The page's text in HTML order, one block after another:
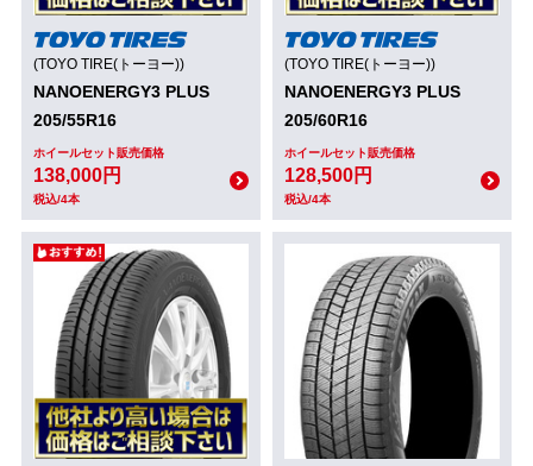
(TOYO TIRE(トーヨー))
NANOENERGY3 PLUS
205/55R16
ホイールセット販売価格
138,000円
税込/4本
(TOYO TIRE(トーヨー))
NANOENERGY3 PLUS
205/60R16
ホイールセット販売価格
128,500円
税込/4本